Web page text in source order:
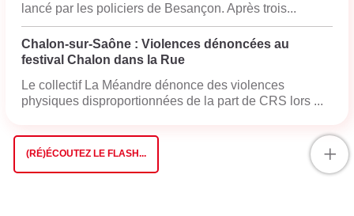
lancé par les policiers de Besançon. Après trois...
Chalon-sur-Saône : Violences dénoncées au
festival Chalon dans la Rue
Le collectif La Méandre dénonce des violences
physiques disproportionnées de la part de CRS lors ...
(RÉ)ÉCOUTEZ LE FLASH... +